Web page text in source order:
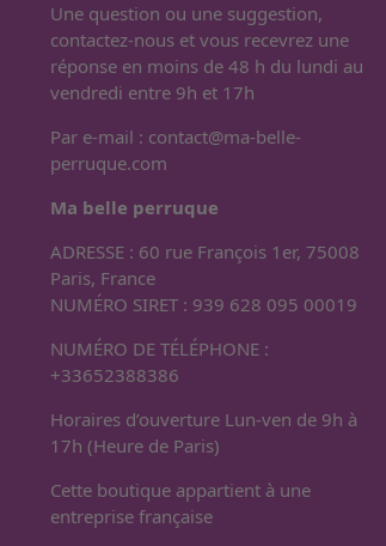
Une question ou une suggestion,
contactez-nous et vous recevrez une
réponse en moins de 48 h du lundi au
vendredi entre 9h et 17h
Par e-mail : contact@ma-belle-
perruque.com
Ma belle perruque
ADRESSE : 60 rue François 1er, 75008
Paris, France
NUMÉRO SIRET : 939 628 095 00019
NUMÉRO DE TÉLÉPHONE :
+33652388386
Horaires d’ouverture Lun-ven de 9h à
17h (Heure de Paris)
Cette boutique appartient à une
entreprise française